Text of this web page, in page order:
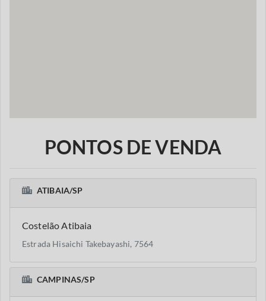
PONTOS DE VENDA
ATIBAIA/SP
Costelão Atibaia
Estrada Hisaichi Takebayashi, 7564
CAMPINAS/SP